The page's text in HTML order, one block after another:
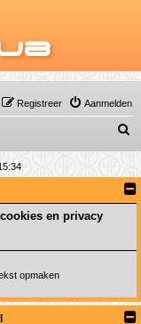
Aanmelden
Registreer
o
k
en privacy
opmaken